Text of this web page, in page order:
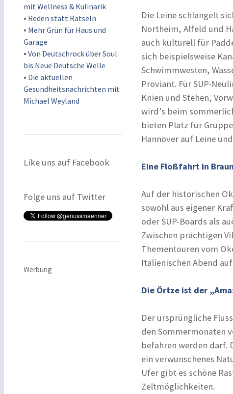
mit Wellness & Kulinarik
▪ Reden statt Rätseln
▪ Mehr Grün für Haus und
Garage
▪ Von Deutschrock über Soul
bis Neue Deutsche Welle
▪ Die aktuellen
Gesundheitsnachrichten mit
Michael Weyland
Like uns auf Facebook
Folge uns auf Twitter
Werbung
Die Leine schlängelt
Northeim, Alfeld und
auch kulturell für
sich beispielsweise
Schwimmwesten,
Proviant. Für SUP-
Knien und Stehen,
wird’s beim
bieten Platz für
Hannover auf Leine
Eine Floßfahrt in
Auf der historischen
sowohl aus eigener
oder SUP-Boards als
Zwischen prächtigen
Thementouren vom
Italienischen Abend
Die Örtze ist der
Der ursprüngliche
den Sommermonaten
befahren werden darf.
ein verwunschenes
Ufer gibt es schöne
Zeltmöglichkeiten.